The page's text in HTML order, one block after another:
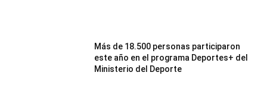
Más de 18.500 personas participaron
este año en el programa Deportes+ del
Ministerio del Deporte